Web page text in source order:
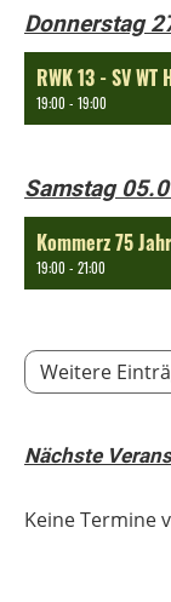
Donnerstag
RWK 13 - SV
19:00 - 19:00
Samstag
Kommerz 75
19:00 - 21:00
Weitere
Nächste
Keine Termine